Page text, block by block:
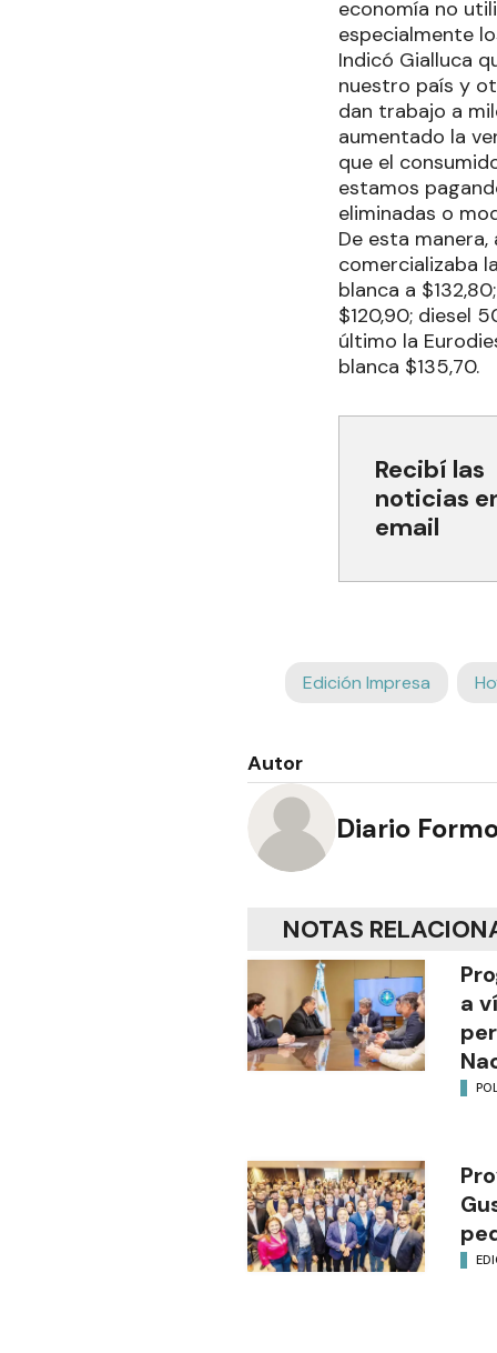
economía no
especialmente
Indicó Gialluca
nuestro país y
dan trabajo a
aumentado la
que el
estamos
eliminadas o
De esta manera,
comercializaba
blanca a
$120,90; diesel
último la
blanca $135,70.
Recibí las
noticias
email
Edición Impresa
Autor
Diario
NOTAS
a